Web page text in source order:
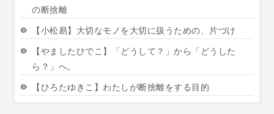
の断捨離
【小松易】大切なモノを大切に扱うための、片づけ
【やましたひでこ】「どうして？」から「どうした
ら？」へ。
【ひろたゆきこ】わたしが断捨離をする目的